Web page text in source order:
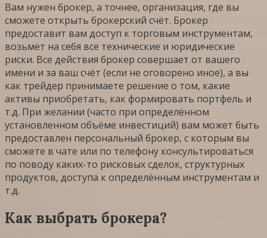
Вам нужен брокер, а точнее, организация, где вы
сможете открыть брокерский счёт. Брокер
предоставит вам доступ к торговым инструментам,
возьмёт на себя все технические и юридические
риски. Все действия брокер совершает от вашего
имени и за ваш счёт (если не оговорено иное), а вы
как трейдер принимаете решение о том, какие
активы приобретать, как формировать портфель и
т.д. При желании (часто при определённом
установленном объёме инвестиций) вам может быть
предоставлен персональный брокер, с которым вы
сможете в чате или по телефону консультироваться
по поводу каких-то рисковых сделок, структурных
продуктов, доступа к определённым инструментам и
т.д.
Как выбрать брокера?